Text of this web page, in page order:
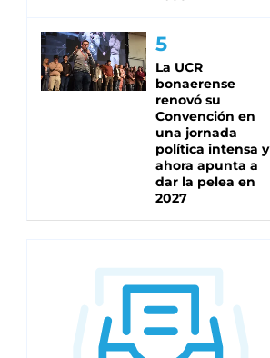
La UCR
bonaerense
renovó su
Convención en
una jornada
política intensa y
ahora apunta a
dar la pelea en
2027